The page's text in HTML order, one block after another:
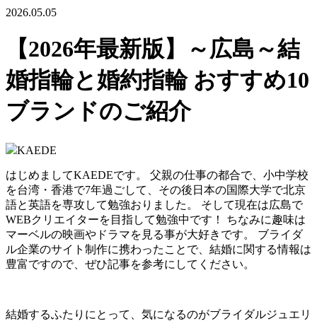
2026.05.05
【2026年最新版】～広島～結
婚指輪と婚約指輪 おすすめ10
ブランドのご紹介
KAEDE
はじめましてKAEDEです。 父親の仕事の都合で、小中学校
を台湾・香港で7年過ごして、その後日本の国際大学で北京
語と英語を専攻して勉強おりました。 そして現在は広島で
WEBクリエイターを目指して勉強中です！ ちなみに趣味は
マーベルの映画やドラマを見る事が大好きです。 ブライダ
ル企業のサイト制作に携わったことで、結婚に関する情報は
豊富ですので、ぜひ記事を参考にしてください。
結婚するふたりにとって、気になるのがブライダルジュエリ